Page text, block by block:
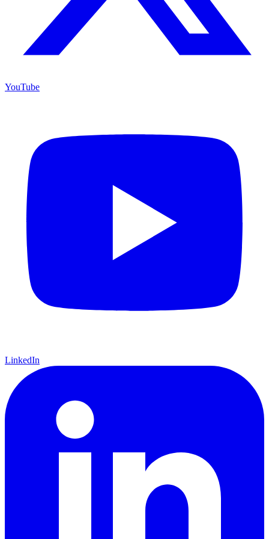
YouTube
LinkedIn